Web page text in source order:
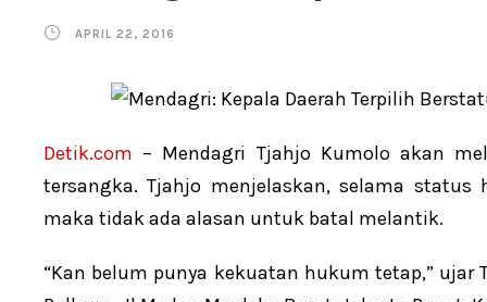
APRIL 22, 2016
Detik.com – Mendagri Tjahjo Kumolo akan
tersangka. Tjahjo menjelaskan, selama
maka tidak ada alasan untuk batal melantik.
“Kan belum punya kekuatan hukum tetap,”